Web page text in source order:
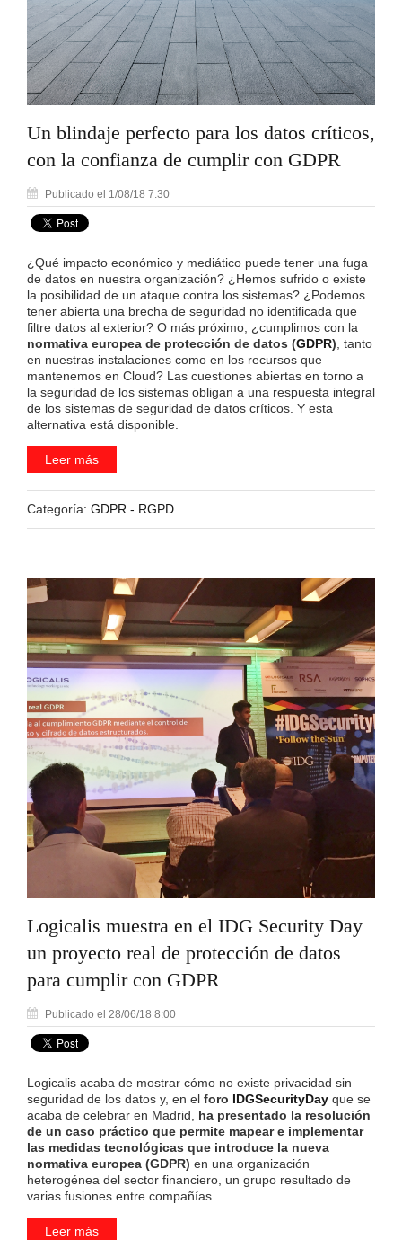
Un blindaje perfecto para los datos críticos,
con la confianza de cumplir con GDPR
Publicado el 1/08/18 7:30
¿Qué impacto económico y mediático puede tener una fuga
de datos en nuestra organización? ¿Hemos sufrido o existe
la posibilidad de un ataque contra los sistemas? ¿Podemos
tener abierta una brecha de seguridad no identificada que
filtre datos al exterior? O más próximo, ¿cumplimos con la
normativa europea de protección de datos (GDPR), tanto
en nuestras instalaciones como en los recursos que
mantenemos en Cloud? Las cuestiones abiertas en torno a
la seguridad de los sistemas obligan a una respuesta integral
de los sistemas de seguridad de datos críticos. Y esta
alternativa está disponible.
Leer más
Categoría: GDPR - RGPD
Logicalis muestra en el IDG Security Day
un proyecto real de protección de datos
para cumplir con GDPR
Publicado el 28/06/18 8:00
Logicalis acaba de mostrar cómo no existe privacidad sin
seguridad de los datos y, en el foro IDGSecurityDay que se
acaba de celebrar en Madrid, ha presentado la resolución
de un caso práctico que permite mapear e implementar
las medidas tecnológicas que introduce la nueva
normativa europea (GDPR) en una organización
heterogénea del sector financiero, un grupo resultado de
varias fusiones entre compañías.
Leer más